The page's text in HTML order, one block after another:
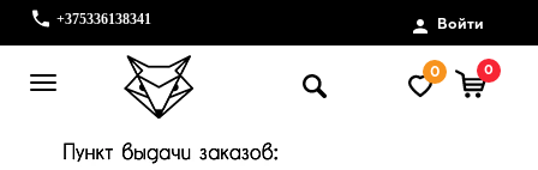
+375336138341 Войти
0 0